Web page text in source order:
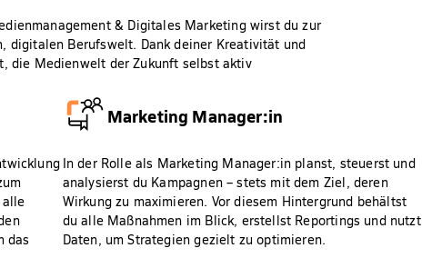
& Digitales Marketing wirst du zur
digitalen Berufswelt. Dank deiner Kreativität und
die Medienwelt der Zukunft selbst aktiv
das
Marketing Manager:in
In der Rolle als Marketing Manager:in planst, steuerst und
analysierst du Kampagnen – stets mit dem Ziel, deren
Wirkung zu maximieren. Vor diesem Hintergrund behältst
du alle Maßnahmen im Blick, erstellst Reportings und nutzt
Daten, um Strategien gezielt zu optimieren.